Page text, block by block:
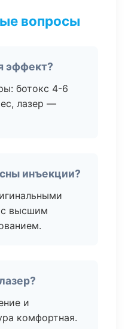
вопросы
эффект?
ботокс 4-6
лазер —
инъекции?
с высшим
и
комфортная.